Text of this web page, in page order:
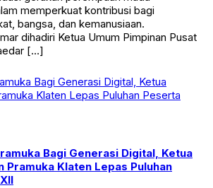
memperkuat kontribusi bagi
bangsa, dan kemanusiaan.
dihadiri Ketua Umum Pimpinan Pusat
[…]
Bagi Generasi Digital, Ketua
Pramuka Klaten Lepas Puluhan